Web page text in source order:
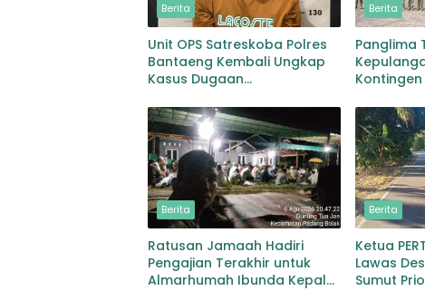
Berita
Unit OPS Satreskoba Polres
Bantaeng Kembali Ungkap
Kasus Dugaan
Narkotika Jenis Sabu
Berita
Panglima
Berita
Ratusan Jamaah Hadiri
Pengajian Terakhir untuk
Almarhumah Ibunda Kepala
Berita
Ketua
Lawas
Sumut